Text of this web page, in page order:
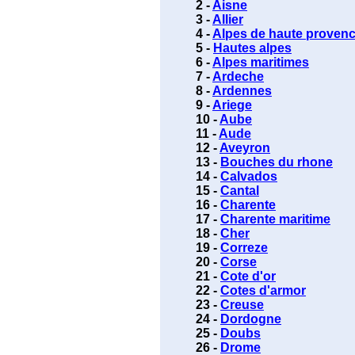
2 -Aisne
3 -Allier
4 -Alpes de haute
5 - Hautes alpes
6 -Alpes maritimes
7 -Ardeche
8 -Ardennes
9 -Ariege
10 -Aube
11 -Aude
12 -Aveyron
13 - Bouches du rhone
14 - Calvados
15 - Cantal
16 - Charente
17 - Charente maritime
18 - Cher
19 - Correze
20 - Corse
21 - Cote d'or
22 - Cotes d'armor
23 - Creuse
24 - Dordogne
25 - Doubs
26 - Drome